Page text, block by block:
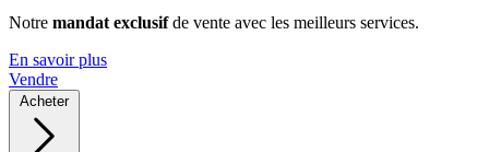
Notre mandat exclusifde vente avec les meilleurs services.
En savoir plus
Vendre
Acheter